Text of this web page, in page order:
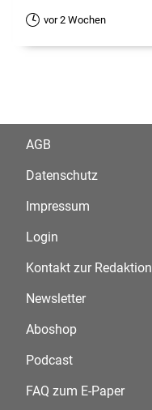
vor 2 Wochen
AGB
Datenschutz
Impressum
Login
Kontakt zur Redaktion
Newsletter
Aboshop
Podcast
FAQ zum E-Paper